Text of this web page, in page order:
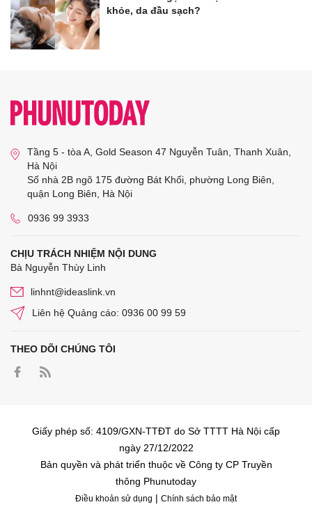
khỏe, da đầu sạch?
Tầng 5 - tòa A, Gold Season 47 Nguyễn Tuân, Thanh Xuân,
Hà Nội
Số nhà 2B ngõ 175 đường Bát Khối, phường Long Biên,
quận Long Biên, Hà Nội
0936 99 3933
CHỊU TRÁCH NHIỆM NỘI DUNG
Bà Nguyễn Thùy Linh
linhnt@ideaslink.vn
Liên hệ Quảng cáo: 0936 00 99 59
THEO DÕI CHÚNG TÔI
Giấy phép số: 4109/GXN-TTĐT do Sở TTTT Hà Nội cấp
ngày 27/12/2022
Bản quyền và phát triển thuộc về Công ty CP Truyền
thông Phunutoday
Điều khoản sử dụng | Chính sách bảo mật